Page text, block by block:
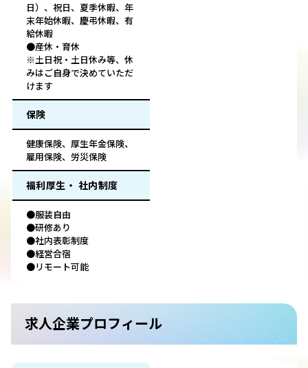
日）、祝日、夏季休暇、年
末年始休暇、慶弔休暇、有
給休暇
●産休・育休
※土日祝・土日休み等、休
みはご自身で決めていただ
けます
保険
健康保険、厚生年金保険、
雇用保険、労災保険
福利厚生・ 社内制度
●服装自由
●研修あり
●社内表彰制度
●経営合宿
●リモート可能
求人企業プロフィール